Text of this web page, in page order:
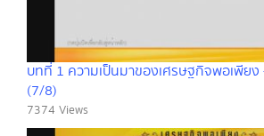
บทที่ 1 ความเป็นมาของเศรษฐกิจพอเพียง
(7/8)
7374 Views